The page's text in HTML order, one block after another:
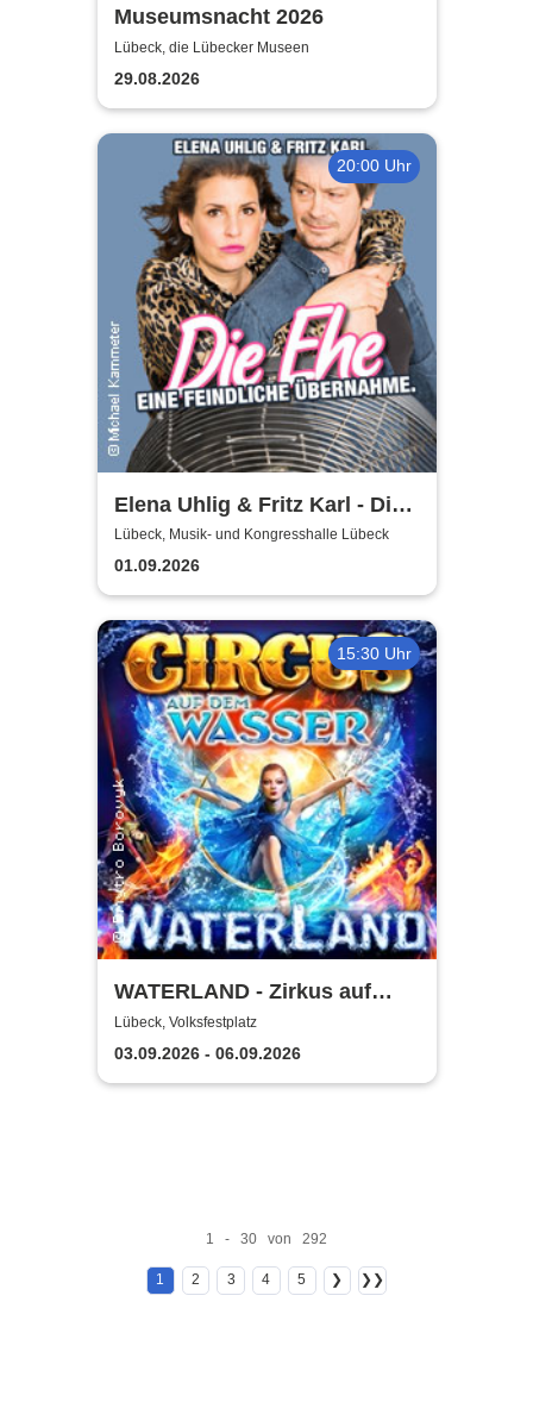
Museumsnacht 2026
Lübeck, die Lübecker Museen
29.08.2026
20:00 Uhr
Elena Uhlig & Fritz Karl - Die
Ehe - eine feindliche
Übernahme
Lübeck, Musik- und Kongresshalle Lübeck
01.09.2026
15:30 Uhr
WATERLAND - Zirkus auf
dem Wasser | Lübeck
Lübeck, Volksfestplatz
03.09.2026 - 06.09.2026
1 - 30 von 292
1 2 3 4 5 ❯ ❯❯